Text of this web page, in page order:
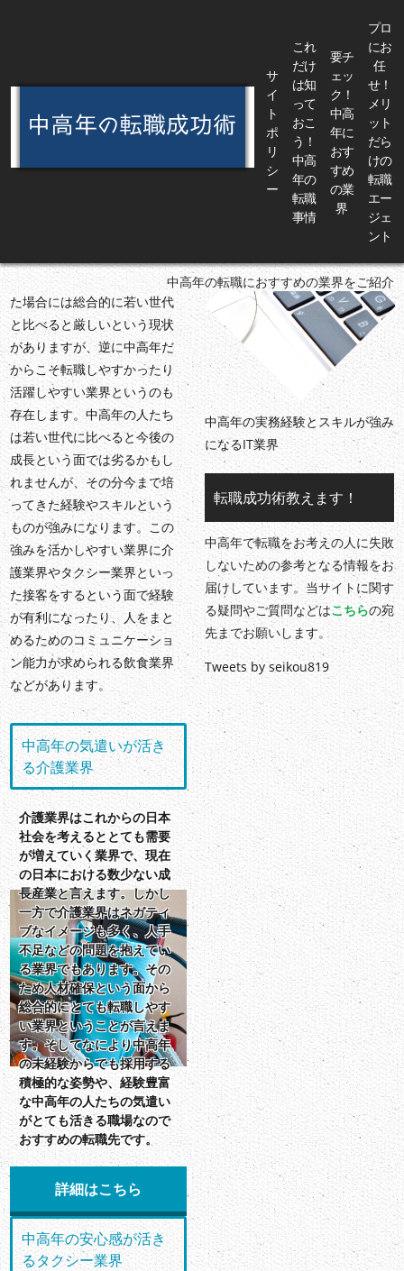
サ
イ
ト
ポ
リ
シ
ー
これ
だけ
は知
って
おこ
う！
中高
年の
転職
事情
要チ
ェッ
ク！
中高
年に
おす
すめ
の業
界
プロ
にお
任
せ！
メリ
ット
だら
けの
転職
エー
ジェ
ント
中高年の転職におすすめの業界をご紹介
TOP > 要チェック！中高年におすすめの業界
要チェック！中
中高年の人たちが転職を考え
た場合には総合的に若い世代
と比べると厳しいという現状
がありますが、逆に中高年だ
からこそ転職しやすかったり
活躍しやすい業界というのも
存在します。中高年の人たち
は若い世代に比べると今後の
成長という面では劣るかもし
れませんが、その分今まで培
ってきた経験やスキルという
ものが強みになります。この
強みを活かしやすい業界に介
護業界やタクシー業界といっ
た接客をするという面で経験
が有利になったり、人をまと
めるためのコミュニケーショ
ン能力が求められる飲食業界
などがあります。
中高年の気遣いが活き
る介護業界
介護業界はこれからの日本
社会を考えるととても需要
が増えていく業界で、現在
の日本における数少ない成
長産業と言えます。しかし
一方で介護業界はネガティ
ブなイメージも多く、人手
不足などの問題を抱えてい
る業界でもあります。その
ため人材確保という面から
総合的にとても転職しやす
い業界ということが言えま
す。そしてなにより中高年
の未経験からでも採用する
積極的な姿勢や、経験豊富
な中高年の人たちの気遣い
がとても活きる職場なので
おすすめの転職先です。
詳細はこちら
中高年の安心感が活き
るタクシー業界
SPECIAL
中高年の実務経験とスキルが強み
になるIT業界
転職成功術教えます！
中高年で転職をお考えの人に失敗
しないための参考となる情報をお
届けしています。当サイトに関す
る疑問やご質問などはこちらの宛
先までお願いします。
Tweets by seikou819